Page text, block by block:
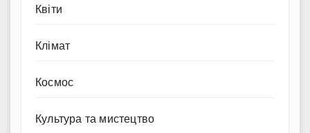
Квіти
Клімат
Космос
Культура та мистецтво